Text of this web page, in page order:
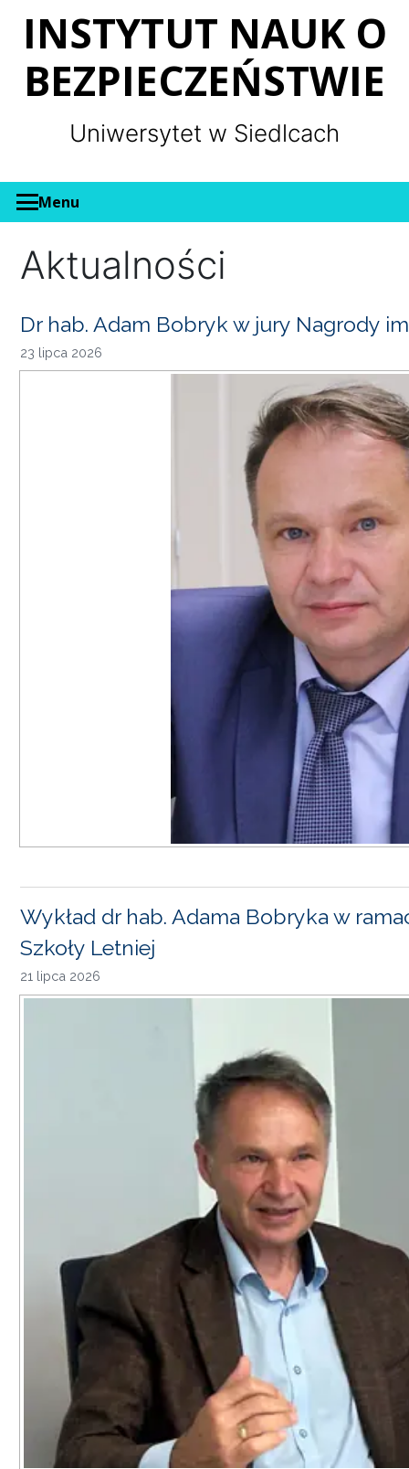
INSTYTUT NAUK O
BEZPIECZEŃSTWIE
Uniwersytet w Siedlcach
Menu
Aktualności
Dr hab. Adam Bobryk w jury Nagrody
23 lipca 2026
Wykład dr hab. Adama Bobryka w
Szkoły Letniej
21 lipca 2026